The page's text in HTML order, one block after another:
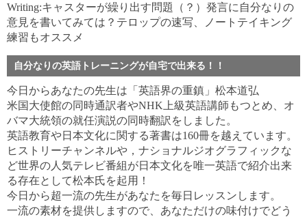
Writing:キャスターが繰り出す問題（？）発言に自分なりの
意見を書いてみては？テロップの速写、ノートテイキング
練習もオススメ
自分なりの英語トレーニングが自宅で出来る！！
今日からあなたの先生は「英語界の重鎮」松本道弘
米国大使館の同時通訳者やNHK上級英語講師もつとめ、オ
バマ大統領の就任演説の同時翻訳をしました。
英語教育や日本文化に関する著書は160冊を越えています。
ヒストリーチャンネルや，ナショナルジオグラフィックな
ど世界の人気テレビ番組が日本文化を唯一英語で紹介出来
る存在として松本氏を起用！
今日から超一流の先生があなたを毎日レッスンします。
一流の素材を提供しますので、あなただけの味付けでどう